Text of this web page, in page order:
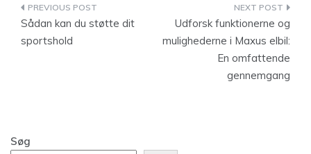
Indlægsnavigation
Sådan kan du støtte dit
sportshold
Udforsk funktionerne og
mulighederne i Maxus elbil:
En omfattende
gennemgang
Søg